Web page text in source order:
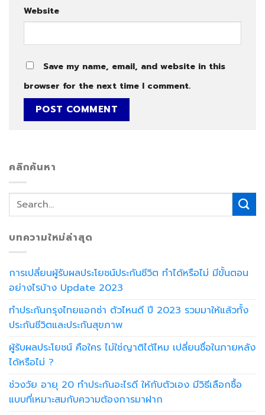
Website
Save my name, email, and website in this
browser for the next time I comment.
คลิกค้นหา
บทความใหม่ล่าสุด
การเปลี่ยนผู้รับผลประโยชน์ประกันชีวิต ทำได้หรือไม่ มีขั้นตอน
อย่างไรบ้าง Update 2023
ทำประกันกรุงไทยแอกซ่า ตัวไหนดี ปี 2023 รวมมาให้แล้วทั้ง
ประกันชีวิตและประกันสุขภาพ
ผู้รับผลประโยชน์ คือใคร ไม่ใช่ญาติได้ไหม เปลี่ยนชื่อในภายหลัง
ได้หรือไม่ ?
ช่วงวัย อายุ 20 ทำประกันอะไรดี ให้กับตัวเอง มีวิธีเลือกซื้อ
แบบที่เหมาะสมกับความต้องการมาฝาก